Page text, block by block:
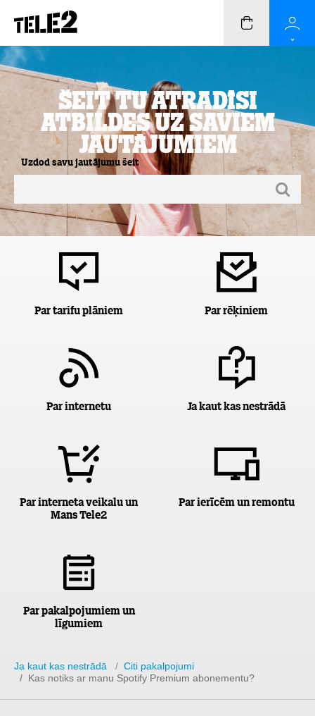
Šeit Tu atradīsi
atbildes uz saviem
jautājumiem
Uzdod savu jautājumu šeit
Par tarifu plāniem Par rēķiniem
Par internetu Ja kaut kas nestrādā
Par interneta veikalu un
Mans Tele2
Par ierīcēm un remontu
Par pakalpojumiem un
līgumiem
Ja kaut kas nestrādā / Citi pakalpojumi
/ Kas notiks ar manu Spotify Premium abonementu?